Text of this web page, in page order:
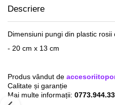
Descriere
Dimensiuni pungi din plastic rosii
- 20 cm x 13 cm
Produs vândut de
Calitate și garanție
Mai multe informații: